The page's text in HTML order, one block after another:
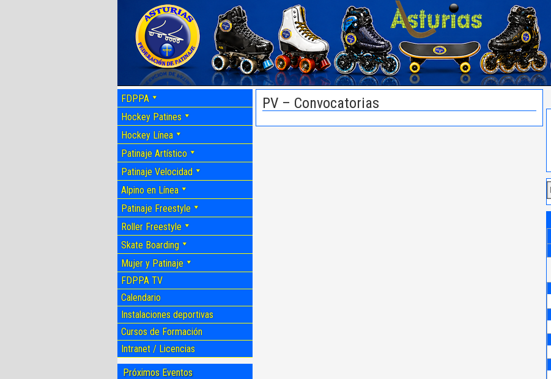
PV – Convocatorias
FDPPA
Hockey Patines
Hockey Línea
Patinaje Artístico
Patinaje Velocidad
Alpino en Línea
Patinaje Freestyle
Roller Freestyle
Skate Boarding
Mujer y Patinaje
FDPPA TV
Calendario
Instalaciones deportivas
Cursos de Formación
Intranet / Licencias
Próximos Eventos